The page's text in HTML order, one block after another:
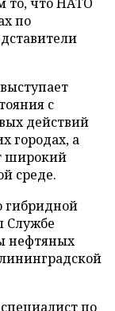
по
с
действий
городах, а
широкий
среде.
гибридной
Службе
нефтяных
по